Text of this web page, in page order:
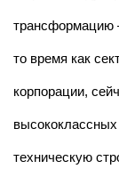
трансформацию
то время как
корпорации,
техническую